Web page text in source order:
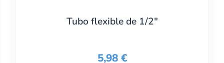
Tubo flexible de 1/2″
5,98 €